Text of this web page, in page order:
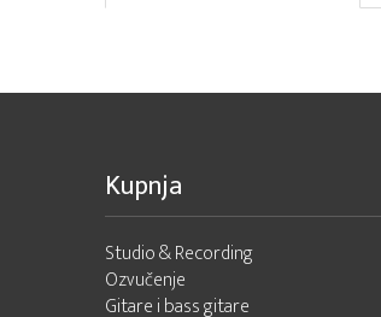
Kupnja
Studio & Recording
Ozvučenje
Gitare i bass gitare